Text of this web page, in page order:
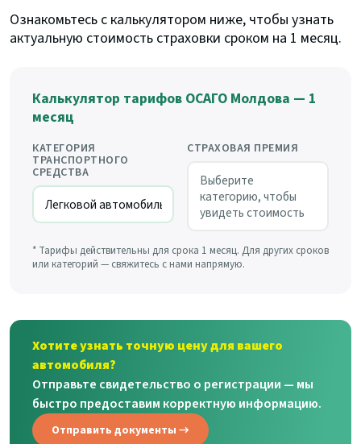
Ознакомьтесь с калькулятором ниже, чтобы узнать
актуальную стоимость страховки сроком на 1 месяц.
Калькулятор тарифов ОСАГО Молдова — 1
месяц
КАТЕГОРИЯ
ТРАНСПОРТНОГО
СРЕДСТВА
СТРАХОВАЯ ПРЕМИЯ
Выберите
категорию, чтобы
увидеть стоимость
* Тарифы действительны для срока 1 месяц. Для других сроков
или категорий — свяжитесь с нами напрямую.
Хотите узнать точную цену для вашего
автомобиля?
Отправьте свидетельство о регистрации — мы
быстро предоставим корректную информацию.
Отправить документы →